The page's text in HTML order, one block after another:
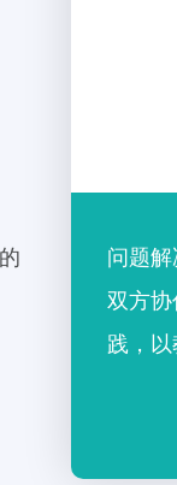
问题
双方
践，